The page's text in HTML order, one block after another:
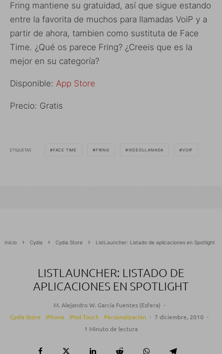
Fring mantiene su gratuidad, así que sigue estando
entre la favorita de muchos para llamadas VoiP y a
partir de ahora, tambien como sustituta de Face
Time. ¿Qué os parece Fring? ¿Creeis que es la
mejor en su categoría?
Disponible: App Store
Precio: Gratis
ETIQUETAS FACE TIME FRING VIDEOLLAMADA VOIP
Inicio Cydia Cydia Store ListLauncher: Listado de aplicaciones en Spotlight
LISTLAUNCHER: LISTADO DE
APLICACIONES EN SPOTLIGHT
M. Alejandro W. García Fuentes (Esfera) ·
Cydia Store
iPhone iPod Touch Personalización · 7 diciembre, 2010 ·
1 Minuto de lectura